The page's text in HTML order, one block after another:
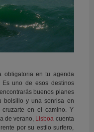
obligatoria en tu agenda
uno de esos destinos
buenos planes
bolsillo y una sonrisa en
en el camino. Y
de verano, Lisboa cuenta
por su estilo surfero,